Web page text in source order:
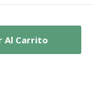
Al Carrito